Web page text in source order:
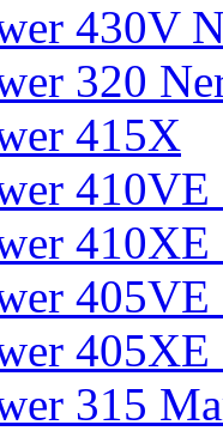
430V
320
415X
410VE
410XE
405VE
405XE
315